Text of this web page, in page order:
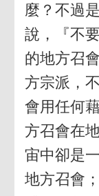
麼？不過
說，『不
的地方召
方宗派，
會用任何
方召會在
宙中卻是
地方召會